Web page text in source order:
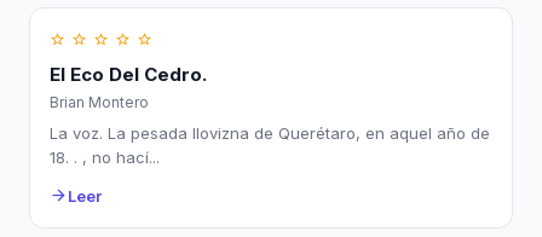
star_border star_border star_border star_border star_border
El Eco Del Cedro.
Brian Montero
La voz. La pesada llovizna de Querétaro, en aquel año de
18. . , no hací...
arrow_forward Leer